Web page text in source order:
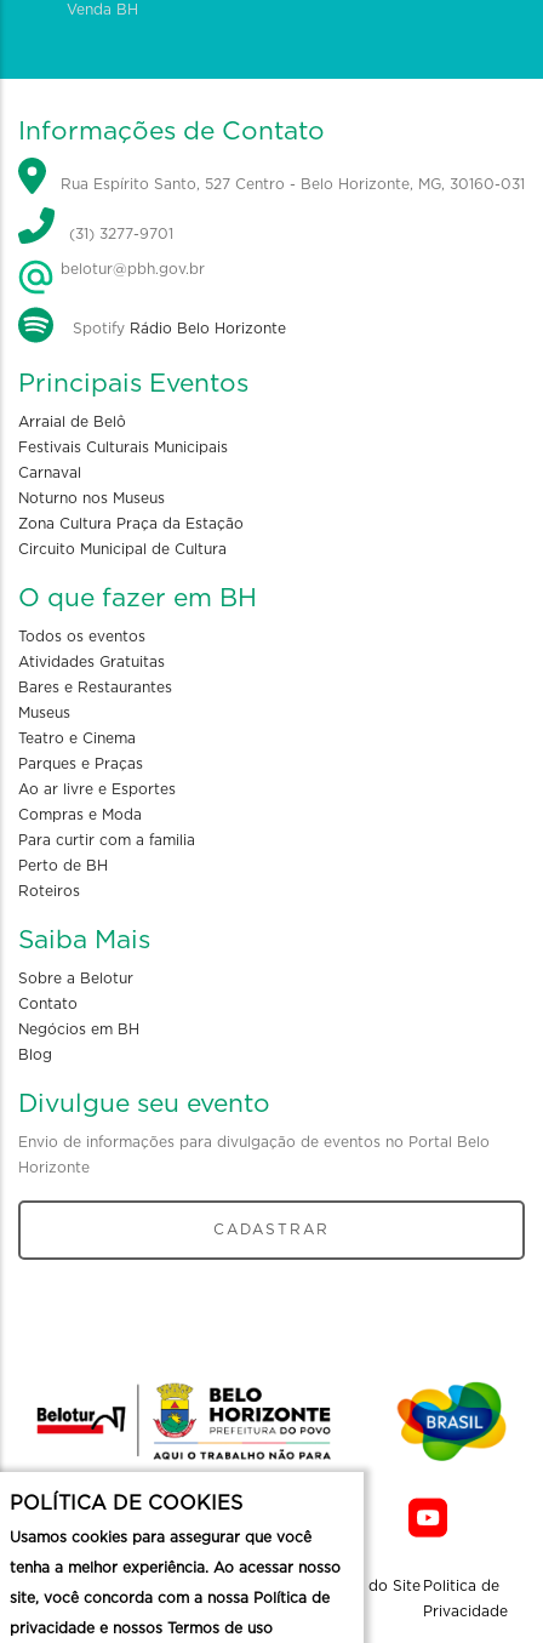
Venda BH
Informações de Contato
Rua Espírito Santo, 527 Centro - Belo Horizonte, MG, 30160-031
(31) 3277-9701
belotur@pbh.gov.br
Spotify Rádio Belo Horizonte
Principais Eventos
Arraial de Belô
Festivais Culturais Municipais
Carnaval
Noturno nos Museus
Zona Cultura Praça da Estação
Circuito Municipal de Cultura
O que fazer em BH
Todos os eventos
Atividades Gratuitas
Bares e Restaurantes
Museus
Teatro e Cinema
Parques e Praças
Ao ar livre e Esportes
Compras e Moda
Para curtir com a familia
Perto de BH
Roteiros
Saiba Mais
Sobre a Belotur
Contato
Negócios em BH
Blog
Divulgue seu evento
Envio de informações para divulgação de eventos no Portal Belo
Horizonte
CADASTRAR
Mapa do Site Politica de
Privacidade
POLÍTICA DE COOKIES
Usamos cookies para assegurar que você
tenha a melhor experiência. Ao acessar nosso
site, você concorda com a nossa Política de
privacidade e nossos Termos de uso